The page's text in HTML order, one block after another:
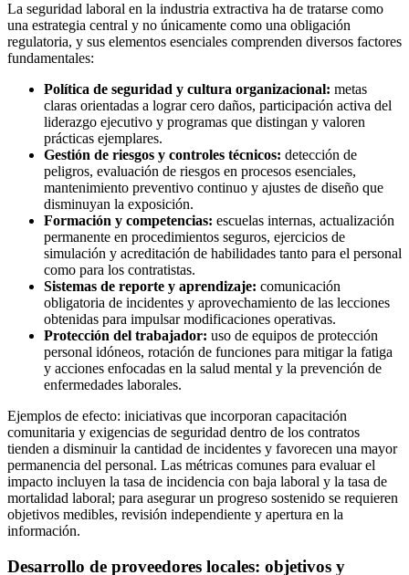
La seguridad laboral en la industria extractiva ha de tratarse como
una estrategia central y no únicamente como una obligación
regulatoria, y sus elementos esenciales comprenden diversos factores
fundamentales:
Política de seguridad y cultura organizacional: metas
claras orientadas a lograr cero daños, participación activa del
liderazgo ejecutivo y programas que distingan y valoren
prácticas ejemplares.
Gestión de riesgos y controles técnicos: detección de
peligros, evaluación de riesgos en procesos esenciales,
mantenimiento preventivo continuo y ajustes de diseño que
disminuyan la exposición.
Formación y competencias: escuelas internas, actualización
permanente en procedimientos seguros, ejercicios de
simulación y acreditación de habilidades tanto para el personal
como para los contratistas.
Sistemas de reporte y aprendizaje: comunicación
obligatoria de incidentes y aprovechamiento de las lecciones
obtenidas para impulsar modificaciones operativas.
Protección del trabajador: uso de equipos de protección
personal idóneos, rotación de funciones para mitigar la fatiga
y acciones enfocadas en la salud mental y la prevención de
enfermedades laborales.
Ejemplos de efecto: iniciativas que incorporan capacitación
comunitaria y exigencias de seguridad dentro de los contratos
tienden a disminuir la cantidad de incidentes y favorecen una mayor
permanencia del personal. Las métricas comunes para evaluar el
impacto incluyen la tasa de incidencia con baja laboral y la tasa de
mortalidad laboral; para asegurar un progreso sostenido se requieren
objetivos medibles, revisión independiente y apertura en la
información.
Desarrollo de proveedores locales: objetivos y